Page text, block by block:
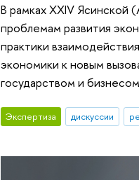
В рамках XXIV Ясинской
проблемам развития
практики
экономики к новым
государством и
Экспертиза дискуссии